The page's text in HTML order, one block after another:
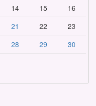
14 15
16
21 22
23
28 29
30